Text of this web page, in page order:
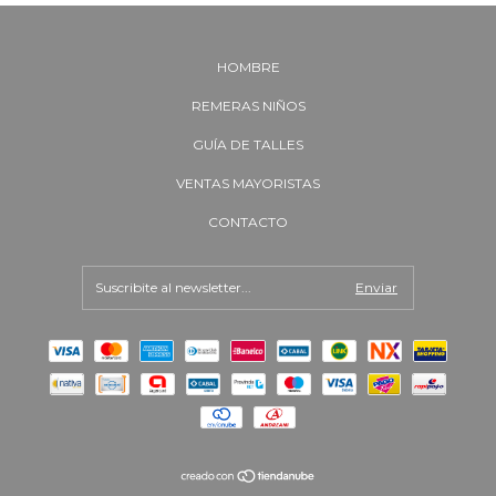
HOMBRE
REMERAS NIÑOS
GUÍA DE TALLES
VENTAS MAYORISTAS
CONTACTO